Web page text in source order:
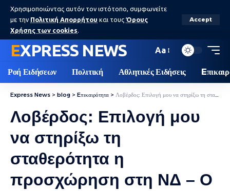
Χρησιμοποιώντας αυτόν τον ιστότοπο, συμφωνείτε
με την Πολιτική Απορρήτου και τους Όρους
Χρήσης των cookies.
Accept
EXPRESS NEWS Aa
Ροή Ειδήσεων Πολιτική Αθλητικές Ειδήσεις
Express News > blog > Eπικαιρότητα > Λοβέρδος: Επιλογή μου να στηρίξω τη σταθερότητα η προσχώρηση στη ΝΔ – Ο Ανδρουλάκης έχει κριθεί επανειλημμένως ότι δεν είναι εναλλακτική λύση
Λοβέρδος: Επιλογή μου
να στηρίξω τη
σταθερότητα η
προσχώρηση στη ΝΔ – Ο